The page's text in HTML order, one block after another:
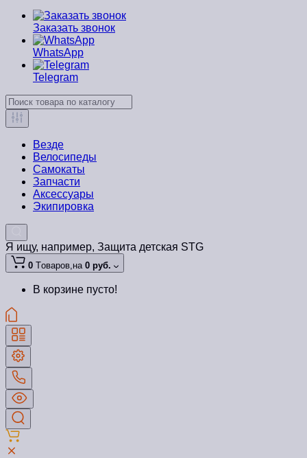
Заказать звонок
WhatsApp
Telegram
Везде
Велосипеды
Самокаты
Запчасти
Аксессуары
Экипировка
Я ищу, например, Защита детская STG
0 Tоваров,на 0 руб.
В корзине пусто!